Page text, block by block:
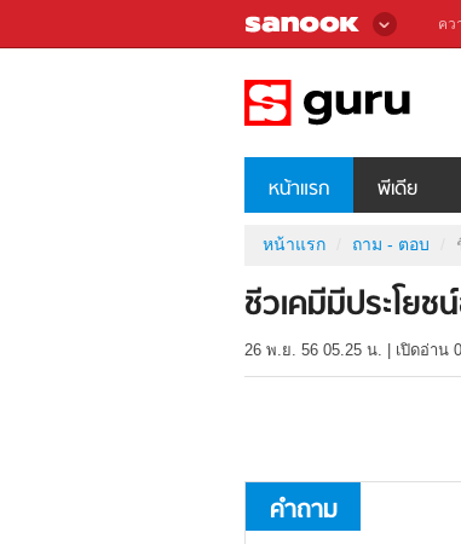
คว
หน้าแรก พีเดีย
หน้าแรก ถาม - ตอบ
ชีวเคมีมีประโยช
26 พ.ย. 56 05.25 น. เปิดอ่าน 0
คำถาม